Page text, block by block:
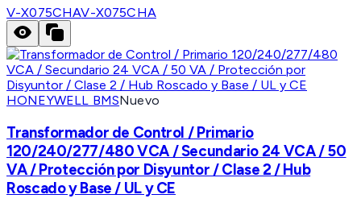
V-X075CHAV-X075CHA
HONEYWELL BMSNuevo
Transformador de Control / Primario
120/240/277/480 VCA / Secundario 24 VCA / 50
VA / Protección por Disyuntor / Clase 2 / Hub
Roscado y Base / UL y CE